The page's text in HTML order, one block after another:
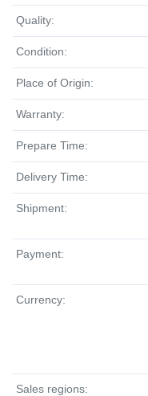
Quality:
Condition:
Place of Origin:
Warranty:
Prepare Time:
Delivery Time:
Shipment:
Payment:
Currency:
Sales regions: